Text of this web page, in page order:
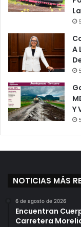
A
Y
NOTICIAS MÁS
6 de agosto de 2026
Encuentran
Carretera